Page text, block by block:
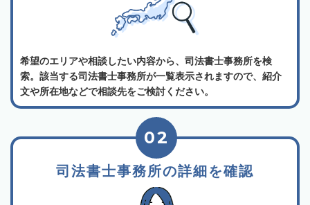
希望のエリアや相談したい内容から、司法書士事務所を検
索。該当する司法書士事務所が一覧表示されますので、紹介
文や所在地などで相談先をご検討ください。
司法書士事務所の詳細を確認
02